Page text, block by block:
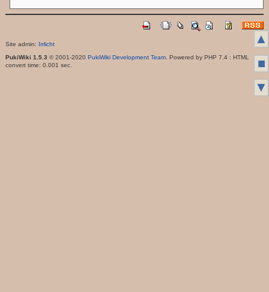
Site admin: Irrlicht
PukiWiki 1.5.3 © 2001-2020 PukiWiki Development Team. Powered by PHP 7.4 : HTML
convert time: 0.001 sec.
▲
■
▼